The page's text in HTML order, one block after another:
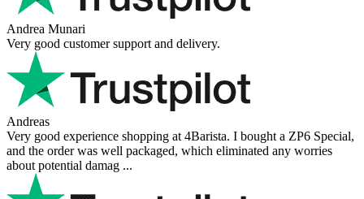
Andrea Munari
Very good customer support and delivery.
Andreas
Very good experience shopping at 4Barista. I bought a ZP6 Special,
and the order was well packaged, which eliminated any worries
about potential damag ...